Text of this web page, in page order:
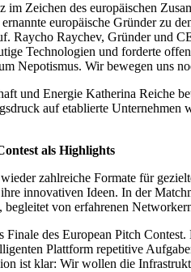
im Zeichen des europäischen
europäische Gründer zu
Raycho Raychev, Gründer und
Technologien und forderte
Nepotismus. Wir bewegen uns
und Energie Katherina Reiche
auf etablierte
als Highlights
zahlreiche Formate für
innovativen Ideen. In der
begleitet von erfahrenen
des European Pitch
Plattform repetitive
ist klar: Wir wollen die